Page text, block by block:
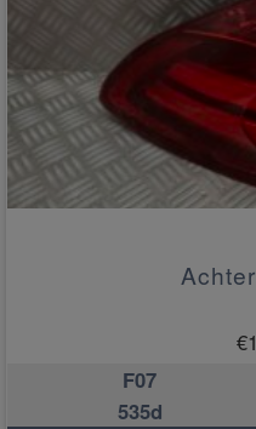
€
F07
535d